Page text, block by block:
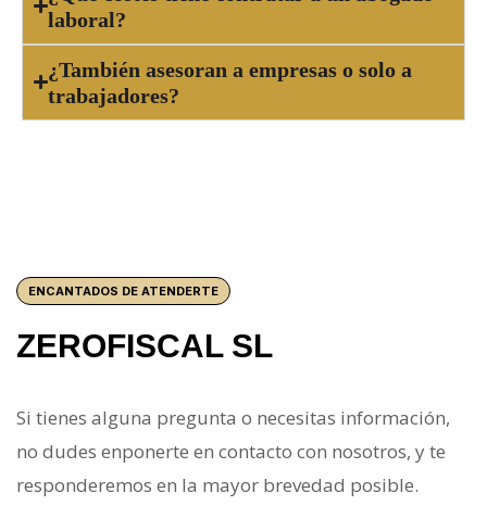
laboral?
¿También asesoran a empresas o solo a
trabajadores?
ENCANTADOS DE ATENDERTE
ZEROFISCAL SL
Si tienes alguna pregunta o necesitas información,
no dudes enponerte en contacto con nosotros, y te
responderemos en la mayor brevedad posible.